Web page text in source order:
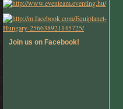
Join us on Facebook!